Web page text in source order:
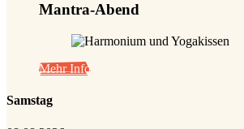
Mantra-Abend
Mehr Info
Samstag